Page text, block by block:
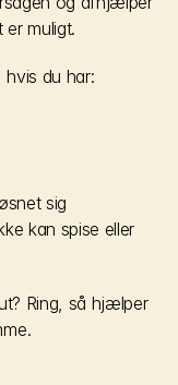
muligt.
du har:
sig
kan spise eller
Ring, så hjælper